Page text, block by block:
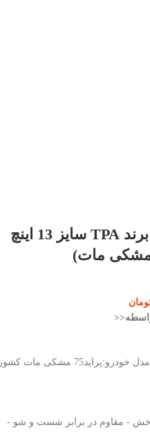
قالپاق پراید 75 برند TPA سایز 13 اینچ
واسطه<<
تعداد:4 عدد جنس:پلیمر مدل خودرو:پراید75 مشکی مات کشور
خش - مقاوم در برابر شست و شو -